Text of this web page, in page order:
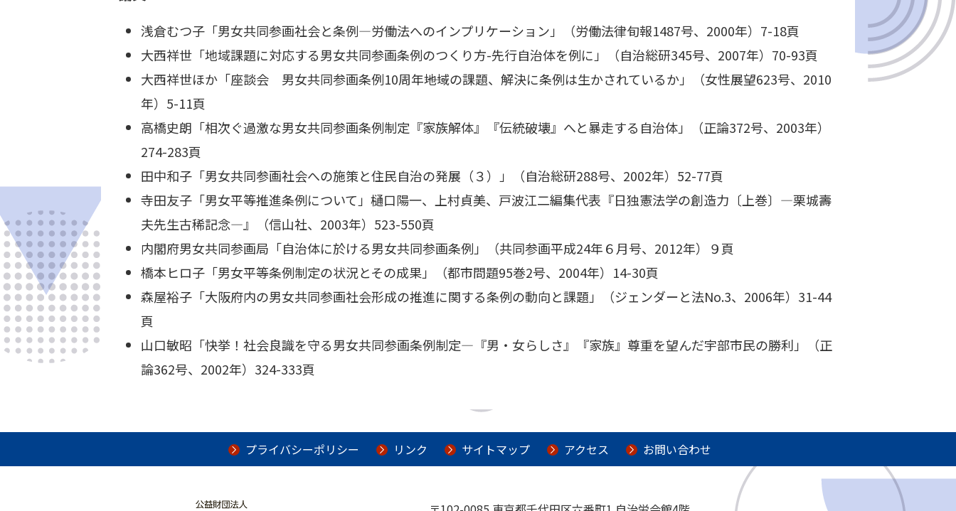
浅倉むつ子「男女共同参画社会と条例―労働法へのインプリケーション」（労働法律旬報1487号、2000年）7-18頁
大西祥世「地域課題に対応する男女共同参画条例のつくり方-先行自治体を例に」（自治総研345号、2007年）70-93頁
大西祥世ほか「座談会 男女共同参画条例10周年――地域の課題、解決に条例は生かされているか」（女性展望623号、2010
年）5-11頁
高橋史朗「相次ぐ過激な男女共同参画条例制定『家族解体』『伝統破壊』へと暴走する自治体」（正論372号、2003年）
274-283頁
田中和子「男女共同参画社会への施策と住民自治の発展（３）」（自治総研288号、2002年）52-77頁
寺田友子「男女平等推進条例について」樋口陽一、上村貞美、戸波江二編集代表『日独憲法学の創造力〔上巻〕―栗城壽
夫先生古稀記念―』（信山社、2003年）523-550頁
内閣府男女共同参画局「自治体に於ける男女共同参画条例」（共同参画平成24年６月号、2012年）９頁
橋本ヒロ子「男女平等条例制定の状況とその成果」（都市問題95巻2号、2004年）14-30頁
森屋裕子「大阪府内の男女共同参画社会形成の推進に関する条例の動向と課題」（ジェンダーと法No.3、2006年）31-44
頁
山口敏昭「快挙！社会良識を守る男女共同参画条例制定―『男・女らしさ』『家族』尊重を望んだ宇部市民の勝利」（正
論362号、2002年）324-333頁
プライバシーポリシー リンク サイトマップ アクセス お問い合わせ